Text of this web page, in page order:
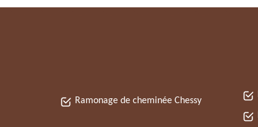
Ramonage de cheminée Chessy